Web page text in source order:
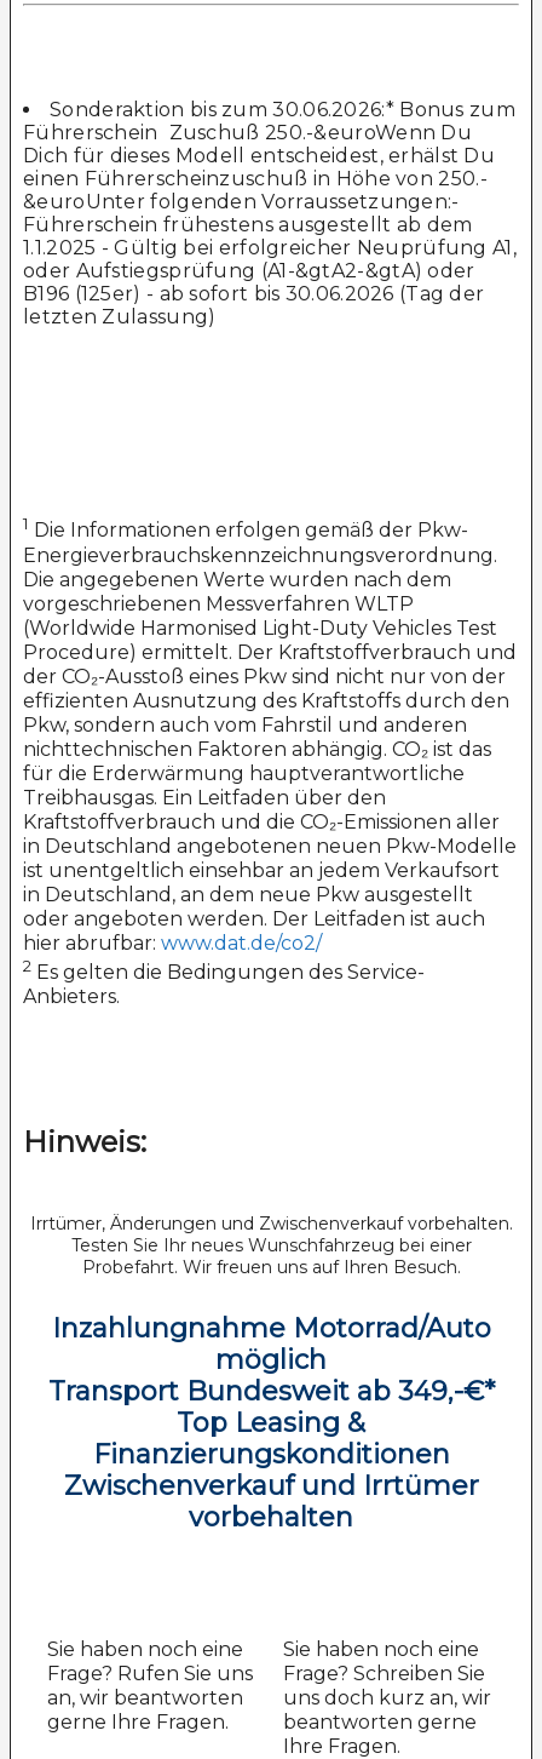
Sonderaktion bis zum 30.06.2026:* Bonus zum
Führerschein  Zuschuß 250.-&euroWenn Du
Dich für dieses Modell entscheidest, erhälst Du
einen Führerscheinzuschuß in Höhe von 250.-
&euroUnter folgenden Vorraussetzungen:-
Führerschein frühestens ausgestellt ab dem
1.1.2025 - Gültig bei erfolgreicher Neuprüfung A1,
oder Aufstiegsprüfung (A1-&gtA2-&gtA) oder
B196 (125er) - ab sofort bis 30.06.2026 (Tag der
letzten Zulassung)
1 Die Informationen erfolgen gemäß der Pkw-
Energieverbrauchskennzeichnungsverordnung.
Die angegebenen Werte wurden nach dem
vorgeschriebenen Messverfahren WLTP
(Worldwide Harmonised Light-Duty Vehicles Test
Procedure) ermittelt. Der Kraftstoffverbrauch und
der CO₂-Ausstoß eines Pkw sind nicht nur von der
effizienten Ausnutzung des Kraftstoffs durch den
Pkw, sondern auch vom Fahrstil und anderen
nichttechnischen Faktoren abhängig. CO₂ ist das
für die Erderwärmung hauptverantwortliche
Treibhausgas. Ein Leitfaden über den
Kraftstoffverbrauch und die CO₂-Emissionen aller
in Deutschland angebotenen neuen Pkw-Modelle
ist unentgeltlich einsehbar an jedem Verkaufsort
in Deutschland, an dem neue Pkw ausgestellt
oder angeboten werden. Der Leitfaden ist auch
hier abrufbar: www.dat.de/co2/
2 Es gelten die Bedingungen des Service-
Anbieters.
Hinweis:
Irrtümer, Änderungen und Zwischenverkauf vorbehalten.
Testen Sie Ihr neues Wunschfahrzeug bei einer
Probefahrt. Wir freuen uns auf Ihren Besuch.
Inzahlungnahme Motorrad/Auto
möglich
Transport Bundesweit ab 349,-€*
Top Leasing &
Finanzierungskonditionen
Zwischenverkauf und Irrtümer
vorbehalten
Sie haben noch eine
Frage? Rufen Sie uns
an, wir beantworten
gerne Ihre Fragen.
Sie haben noch eine
Frage? Schreiben Sie
uns doch kurz an, wir
beantworten gerne
Ihre Fragen.